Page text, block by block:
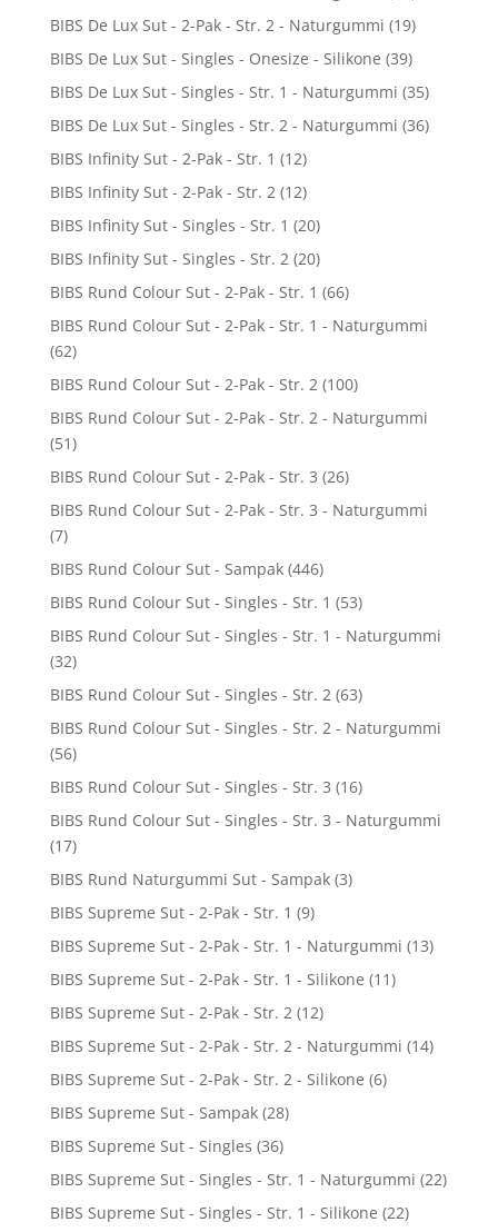
BIBS De Lux Sut - 2-Pak - Str. 2 - Naturgummi (19)
BIBS De Lux Sut - Singles - Onesize - Silikone (39)
BIBS De Lux Sut - Singles - Str. 1 - Naturgummi (35)
BIBS De Lux Sut - Singles - Str. 2 - Naturgummi (36)
BIBS Infinity Sut - 2-Pak - Str. 1 (12)
BIBS Infinity Sut - 2-Pak - Str. 2 (12)
BIBS Infinity Sut - Singles - Str. 1 (20)
BIBS Infinity Sut - Singles - Str. 2 (20)
BIBS Rund Colour Sut - 2-Pak - Str. 1 (66)
BIBS Rund Colour Sut - 2-Pak - Str. 1 - Naturgummi
(62)
BIBS Rund Colour Sut - 2-Pak - Str. 2 (100)
BIBS Rund Colour Sut - 2-Pak - Str. 2 - Naturgummi
(51)
BIBS Rund Colour Sut - 2-Pak - Str. 3 (26)
BIBS Rund Colour Sut - 2-Pak - Str. 3 - Naturgummi
(7)
BIBS Rund Colour Sut - Sampak (446)
BIBS Rund Colour Sut - Singles - Str. 1 (53)
BIBS Rund Colour Sut - Singles - Str. 1 - Naturgummi
(32)
BIBS Rund Colour Sut - Singles - Str. 2 (63)
BIBS Rund Colour Sut - Singles - Str. 2 - Naturgummi
(56)
BIBS Rund Colour Sut - Singles - Str. 3 (16)
BIBS Rund Colour Sut - Singles - Str. 3 - Naturgummi
(17)
BIBS Rund Naturgummi Sut - Sampak (3)
BIBS Supreme Sut - 2-Pak - Str. 1 (9)
BIBS Supreme Sut - 2-Pak - Str. 1 - Naturgummi (13)
BIBS Supreme Sut - 2-Pak - Str. 1 - Silikone (11)
BIBS Supreme Sut - 2-Pak - Str. 2 (12)
BIBS Supreme Sut - 2-Pak - Str. 2 - Naturgummi (14)
BIBS Supreme Sut - 2-Pak - Str. 2 - Silikone (6)
BIBS Supreme Sut - Sampak (28)
BIBS Supreme Sut - Singles (36)
BIBS Supreme Sut - Singles - Str. 1 - Naturgummi (22)
BIBS Supreme Sut - Singles - Str. 1 - Silikone (22)